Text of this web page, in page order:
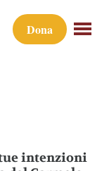
Dona
intenzioni